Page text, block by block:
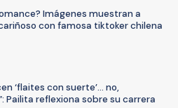
Imágenes muestran a
con famosa tiktoker chilena
‘flaites con suerte’… no,
Pailita reflexiona sobre su carrera